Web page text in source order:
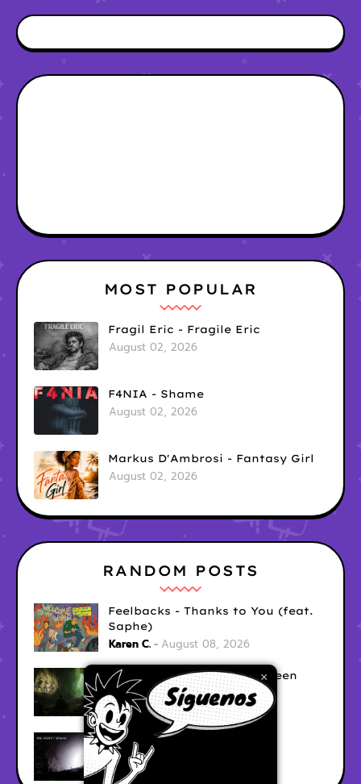
×
MOST POPULAR
Fragil Eric - Fragile Eric
August 02, 2026
F4NIA - Shame
August 02, 2026
Markus D'Ambrosi - Fantasy Girl
August 02, 2026
RANDOM POSTS
Feelbacks - Thanks to You (feat.
Saphe)
Karen C. August 08, 2026
MAXSIMUL - Out of the Green
Karen C. August 08, 2026
Modules - We Wont Break
Unknown